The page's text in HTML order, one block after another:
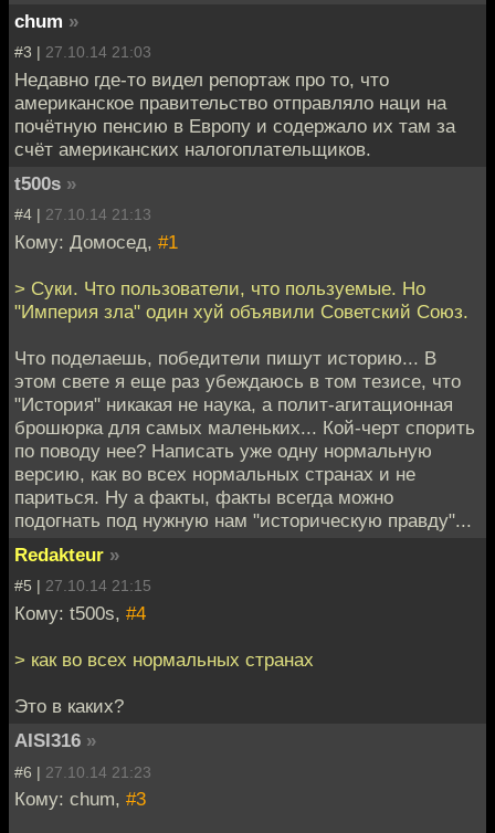
chum »
#3 | 27.10.14 21:03
Недавно где-то видел репортаж про то, что
американское правительство отправляло наци на
почётную пенсию в Европу и содержало их там за
счёт американских налогоплательщиков.
t500s »
#4 | 27.10.14 21:13
Кому: Домосед, #1
> Суки. Что пользователи, что пользуемые. Но
"Империя зла" один хуй объявили Советский Союз.
Что поделаешь, победители пишут историю... В
этом свете я еще раз убеждаюсь в том тезисе, что
"История" никакая не наука, а полит-агитационная
брошюрка для самых маленьких... Кой-черт спорить
по поводу нее? Написать уже одну нормальную
версию, как во всех нормальных странах и не
париться. Ну а факты, факты всегда можно
подогнать под нужную нам "историческую правду"...
Redakteur »
#5 | 27.10.14 21:15
Кому: t500s, #4
> как во всех нормальных странах
Это в каких?
AISI316 »
#6 | 27.10.14 21:23
Кому: chum, #3